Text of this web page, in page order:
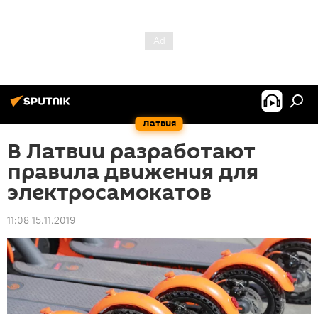
Латвия
В Латвии разработают
правила движения для
электросамокатов
11:08 15.11.2019